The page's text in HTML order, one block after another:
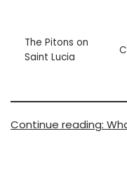
The Pitons on
Saint Lucia
Continue reading: